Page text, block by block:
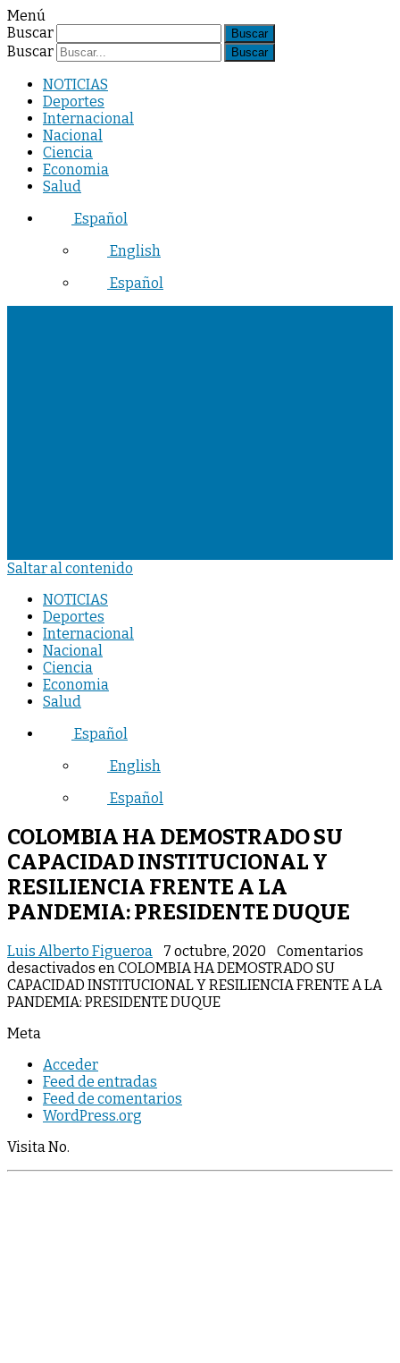
Menú
Buscar
Buscar
NOTICIAS
Deportes
Internacional
Nacional
Ciencia
Economia
Salud
Español
English
Español
Saltar al contenido
NOTICIAS
Deportes
Internacional
Nacional
Ciencia
Economia
Salud
Español
English
Español
COLOMBIA HA DEMOSTRADO SU
CAPACIDAD INSTITUCIONAL Y
RESILIENCIA FRENTE A LA
PANDEMIA: PRESIDENTE DUQUE
Luis Alberto Figueroa 7 octubre, 2020
Comentarios
desactivados en COLOMBIA HA DEMOSTRADO SU
CAPACIDAD INSTITUCIONAL Y RESILIENCIA FRENTE A LA
PANDEMIA: PRESIDENTE DUQUE
Meta
Acceder
Feed de entradas
Feed de comentarios
WordPress.org
Visita No.